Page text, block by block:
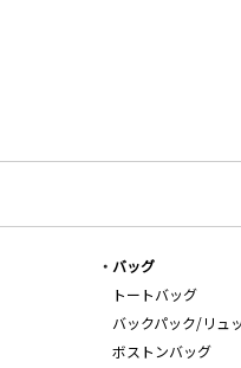
バッグ
トートバッグ
バックパック/リュ
ボストンバッグ